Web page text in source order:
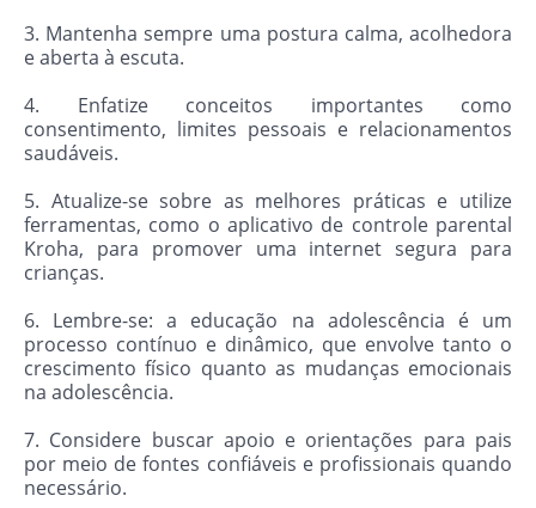
3. Mantenha sempre uma postura calma, acolhedora
e aberta à escuta.
4. Enfatize conceitos importantes como
consentimento, limites pessoais e relacionamentos
saudáveis.
5. Atualize-se sobre as melhores práticas e utilize
ferramentas, como o aplicativo de controle parental
Kroha, para promover uma internet segura para
crianças.
6. Lembre-se: a educação na adolescência é um
processo contínuo e dinâmico, que envolve tanto o
crescimento físico quanto as mudanças emocionais
na adolescência.
7. Considere buscar apoio e orientações para pais
por meio de fontes confiáveis e profissionais quando
necessário.